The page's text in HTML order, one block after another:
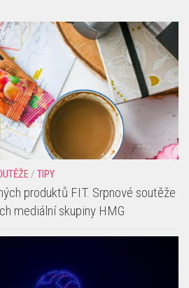
/ TIPY
produktů FIT. Srpnové soutěže
mediální skupiny HMG